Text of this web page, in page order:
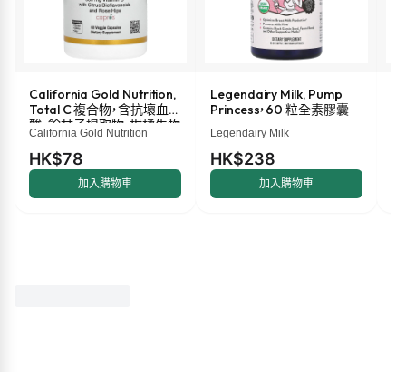
California Gold Nutrition,
Total C 複合物，含抗壞血
酸、餘甘子提取物、柑橘生物
類黃酮和玫瑰果提取物，
500 毫克，60 粒素食膠囊
California Gold Nutrition
HK$78
加入購物車
Legendairy Milk, Pump
Princess，60 粒全素膠囊
Legendairy Milk
HK$238
加入購物車